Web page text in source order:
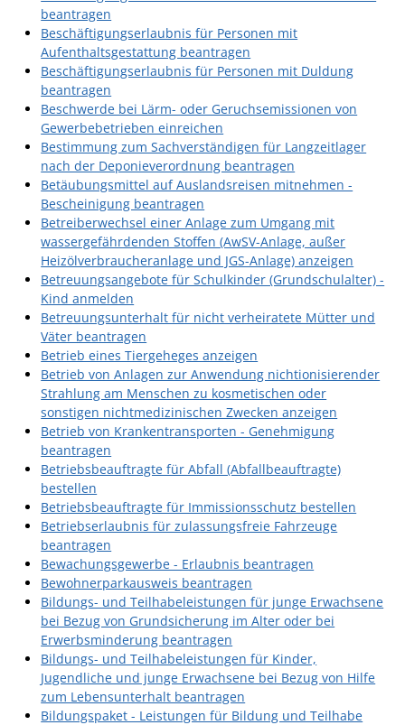
beantragen
Beschäftigungserlaubnis für Personen mit
Aufenthaltsgestattung beantragen
Beschäftigungserlaubnis für Personen mit Duldung
beantragen
Beschwerde bei Lärm- oder Geruchsemissionen von
Gewerbebetrieben einreichen
Bestimmung zum Sachverständigen für Langzeitlager
nach der Deponieverordnung beantragen
Betäubungsmittel auf Auslandsreisen mitnehmen -
Bescheinigung beantragen
Betreiberwechsel einer Anlage zum Umgang mit
wassergefährdenden Stoffen (AwSV-Anlage, außer
Heizölverbraucheranlage und JGS-Anlage) anzeigen
Betreuungsangebote für Schulkinder (Grundschulalter) -
Kind anmelden
Betreuungsunterhalt für nicht verheiratete Mütter und
Väter beantragen
Betrieb eines Tiergeheges anzeigen
Betrieb von Anlagen zur Anwendung nichtionisierender
Strahlung am Menschen zu kosmetischen oder
sonstigen nichtmedizinischen Zwecken anzeigen
Betrieb von Krankentransporten - Genehmigung
beantragen
Betriebsbeauftragte für Abfall (Abfallbeauftragte)
bestellen
Betriebsbeauftragte für Immissionsschutz bestellen
Betriebserlaubnis für zulassungsfreie Fahrzeuge
beantragen
Bewachungsgewerbe - Erlaubnis beantragen
Bewohnerparkausweis beantragen
Bildungs- und Teilhabeleistungen für junge Erwachsene
bei Bezug von Grundsicherung im Alter oder bei
Erwerbsminderung beantragen
Bildungs- und Teilhabeleistungen für Kinder,
Jugendliche und junge Erwachsene bei Bezug von Hilfe
zum Lebensunterhalt beantragen
Bildungspaket - Leistungen für Bildung und Teilhabe